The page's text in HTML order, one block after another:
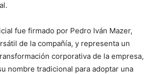
fue firmado por Pedro Iván Mazer,
de la compañía, y representa un
corporativa de la empresa,
nombre tradicional para adoptar una